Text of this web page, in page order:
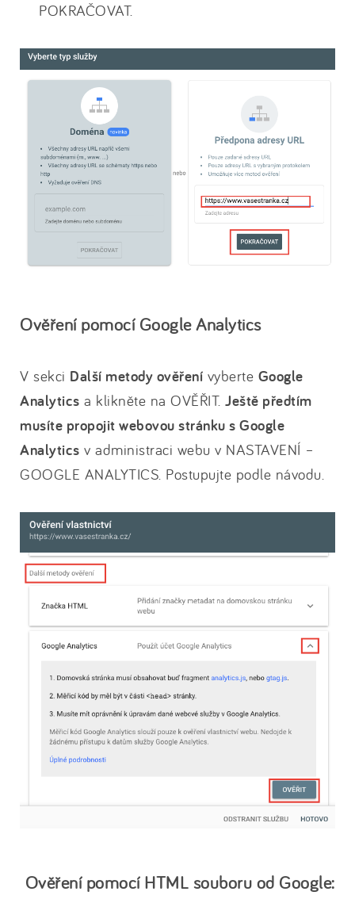
POKRAČOVAT.
Ověření pomocí Google Analytics
V sekci Další metody ověření vyberte Google
Analytics a klikněte na OVĚŘIT. Ještě předtím
musíte propojit webovou stránku s Google
Analytics v administraci webu v NASTAVENÍ –
GOOGLE ANALYTICS. Postupujte podle návodu.
Ověření pomocí HTML souboru od Google: